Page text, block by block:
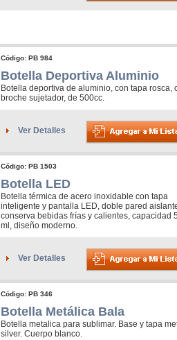
Código: PB 984
Botella Deportiva Aluminio
Botella deportiva de aluminio, con tapa rosca,
broche sujetador, de 500cc.
Ver Detalles
Código: PB 1503
Botella LED
Botella térmica de acero inoxidable con tapa
inteligente y pantalla LED, doble pared
conserva bebidas frías y calientes, capacidad
ml, diseño moderno.
Ver Detalles
Código: PB 346
Botella Metálica Bala
Botella metalica para sublimar. Base y tapa
silver. Cuerpo blanco.